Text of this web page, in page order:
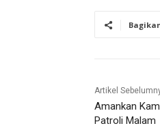
Artikel
Amankan
Patroli Malam